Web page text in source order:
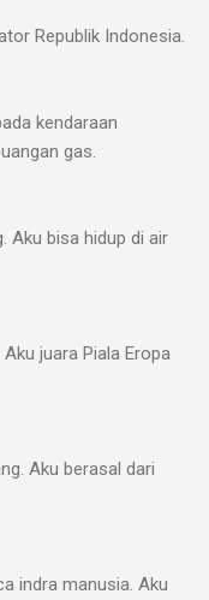
Republik Indonesia.
kendaraan
gas.
Aku bisa hidup di air
juara Piala Eropa
Aku berasal dari
indra manusia. Aku